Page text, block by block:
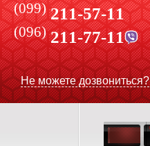
(099) 211-57-11
(096)211-77-11
Не можете дозвониться?